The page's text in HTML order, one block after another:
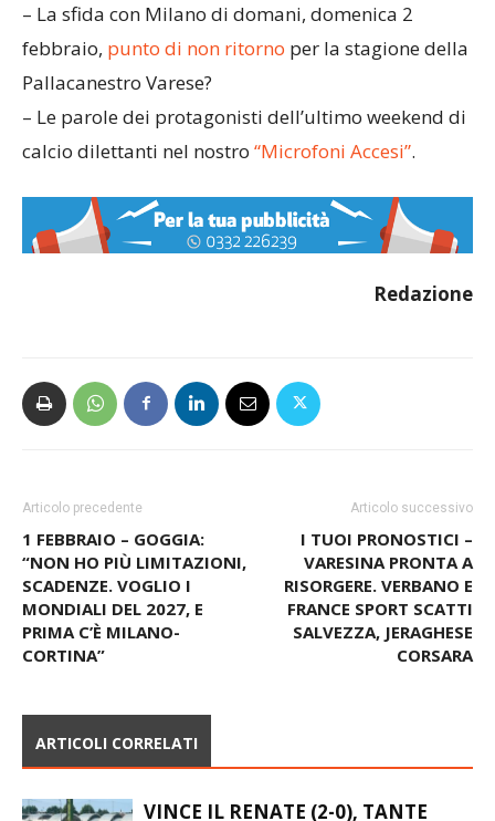
– La sfida con Milano di domani, domenica 2
febbraio, punto di non ritorno per la stagione della
Pallacanestro Varese?
– Le parole dei protagonisti dell’ultimo weekend di
calcio dilettanti nel nostro “Microfoni Accesi”.
Redazione
Articolo precedente
1 FEBBRAIO – GOGGIA:
“NON HO PIÙ LIMITAZIONI,
SCADENZE. VOGLIO I
MONDIALI DEL 2027, E
PRIMA C’È MILANO-
CORTINA”
Articolo successivo
I TUOI PRONOSTICI –
VARESINA PRONTA A
RISORGERE. VERBANO E
FRANCE SPORT SCATTI
SALVEZZA, JERAGHESE
CORSARA
ARTICOLI CORRELATI
VINCE IL RENATE (2-0), TANTE